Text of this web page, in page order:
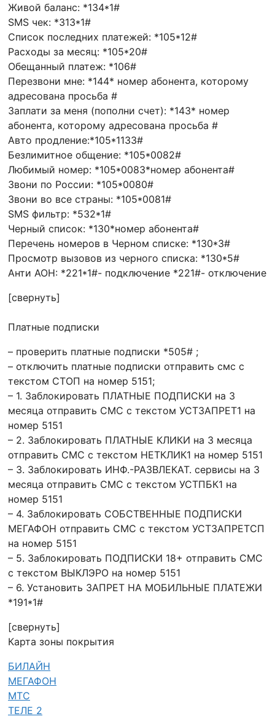
Живой баланс: *134*1#
SMS чек: *313*1#
Список последних платежей: *105*12#
Расходы за месяц: *105*20#
Обещанный платеж: *106#
Перезвони мне: *144* номер абонента, которому
адресована просьба #
Заплати за меня (пополни счет): *143* номер
абонента, которому адресована просьба #
Авто продление:*105*1133#
Безлимитное общение: *105*0082#
Любимый номер: *105*0083*номер абонента#
Звони по России: *105*0080#
Звони во все страны: *105*0081#
SMS фильтр: *532*1#
Черный список: *130*номер абонента#
Перечень номеров в Черном списке: *130*3#
Просмотр вызовов из черного списка: *130*5#
Анти АОН: *221*1#- подключение *221#- отключение
[свернуть]
Платные подписки
– проверить платные подписки *505# ;
– отключить платные подписки отправить смс с
текстом СТОП на номер 5151;
– 1. Заблокировать ПЛАТНЫЕ ПОДПИСКИ на 3
месяца отправить СМС с текстом УСТЗАПРЕТ1 на
номер 5151
– 2. Заблокировать ПЛАТНЫЕ КЛИКИ на 3 месяца
отправить СМС с текстом НЕТКЛИК1 на номер 5151
– 3. Заблокировать ИНФ.-РАЗВЛЕКАТ. сервисы на 3
месяца отправить СМС с текстом УСТПБК1 на
номер 5151
– 4. Заблокировать СОБСТВЕННЫЕ ПОДПИСКИ
МЕГАФОН отправить СМС с текстом УСТЗАПРЕТСП
на номер 5151
– 5. Заблокировать ПОДПИСКИ 18+ отправить СМС
с текстом ВЫКЛЭРО на номер 5151
– 6. Установить ЗАПРЕТ НА МОБИЛЬНЫЕ ПЛАТЕЖИ
*191*1#
[свернуть]
Карта зоны покрытия
БИЛАЙН
МЕГАФОН
МТС
ТЕЛЕ 2